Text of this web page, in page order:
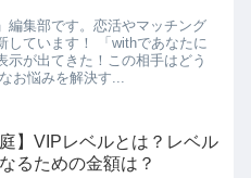
編集部です。恋活やマッチング
しています！ 「withであなたに
示が出てきた！この相手はどう
お悩みを解決す...
庭】VIPレベルとは？レベル
るための金額は？